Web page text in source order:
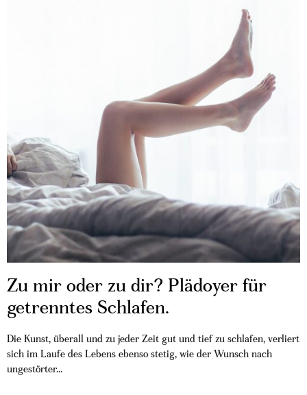
Zu mir oder zu dir? Plädoyer für
getrenntes Schlafen.
Die Kunst, überall und zu jeder Zeit gut und tief zu schlafen, verliert
sich im Laufe des Lebens ebenso stetig, wie der Wunsch nach
ungestörter...